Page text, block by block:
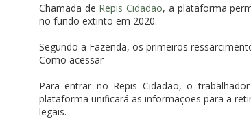
Chamada de Repis Cidadão, a plataforma
no fundo extinto em 2020.
Segundo a Fazenda, os primeiros
Como acessar
Para entrar no Repis Cidadão, o
plataforma unificará as informações para a
legais.